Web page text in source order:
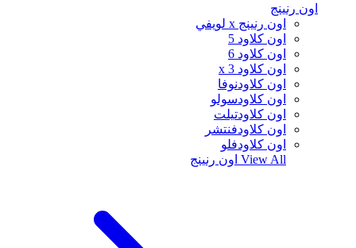
اون رنينج
اون رنينج x لويفي
اون كلاود 5
اون كلاود 6
اون كلاود x 3
اون كلاودنوفا
اون كلاودسولو
اون كلاودتيلت
اون كلاودفنتشر
اون كلاودفلو
View All اون رنينج